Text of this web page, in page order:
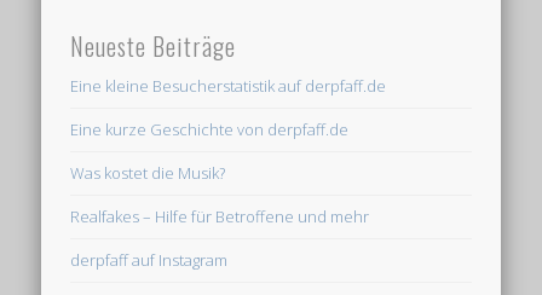
Neueste Beiträge
Eine kleine Besucherstatistik auf derpfaff.de
Eine kurze Geschichte von derpfaff.de
Was kostet die Musik?
Realfakes – Hilfe für Betroffene und mehr
derpfaff auf Instagram